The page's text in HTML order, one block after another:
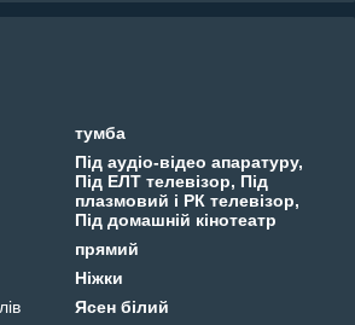
тумба
Під аудіо-відео апаратуру,
Під ЕЛТ телевізор, Під
плазмовий і РК телевізор,
Під домашній кінотеатр
прямий
Ніжки
Ясен білий